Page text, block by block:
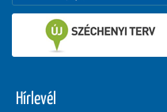
Hírlevél